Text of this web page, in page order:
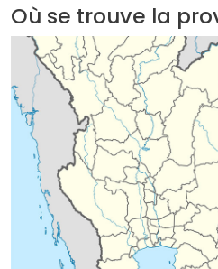
Où se trouve la